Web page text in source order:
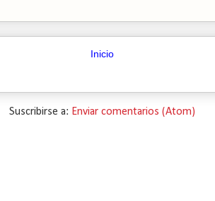
Inicio
Suscribirse a: Enviar comentarios (Atom)